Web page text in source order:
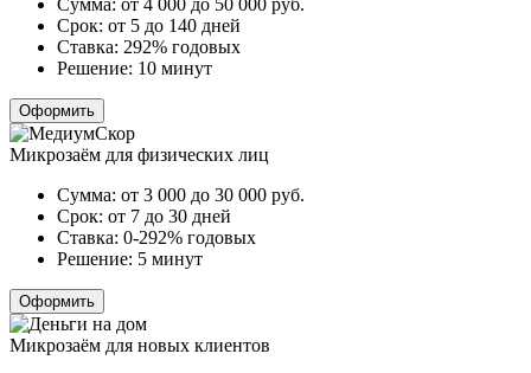
Срок: от 5 до 140 дней
Ставка: 292% годовых
Решение: 10 минут
Оформить
Микрозаём для физических лиц
Сумма: от 3 000 до 30 000 руб.
Срок: от 7 до 30 дней
Ставка: 0-292% годовых
Решение: 5 минут
Оформить
Микрозаём для новых клиентов